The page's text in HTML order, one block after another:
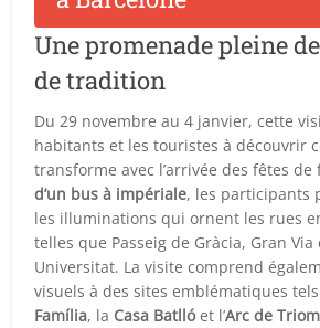
Une promenade pleine
de tradition
Du 29 novembre au 4 janvier, cette
habitants et les touristes à découvrir
transforme avec l’arrivée des fêtes de
d’un bus à impériale, les participants
les illuminations qui ornent les rues
telles que Passeig de Gràcia, Gran Via
Universitat. La visite comprend
visuels à des sites emblématiques
Família, la Casa Batllóet l’Arc de